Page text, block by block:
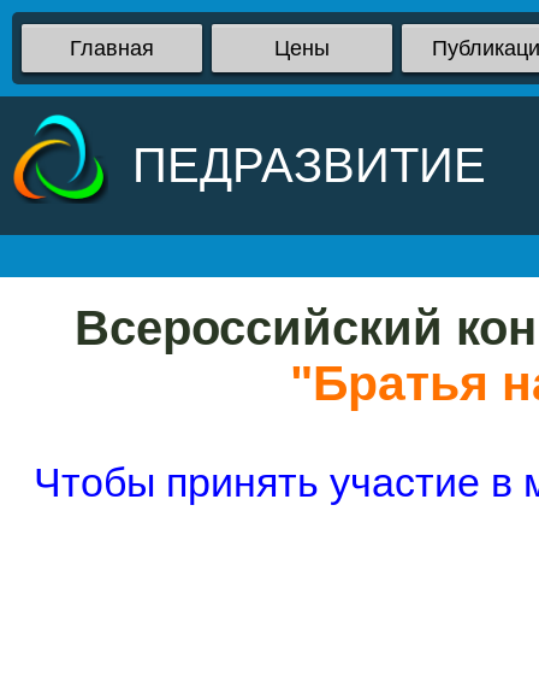
Главная Цены
ПЕДРАЗВИТИЕ
Всероссийский
"Братья
Чтобы принять участие